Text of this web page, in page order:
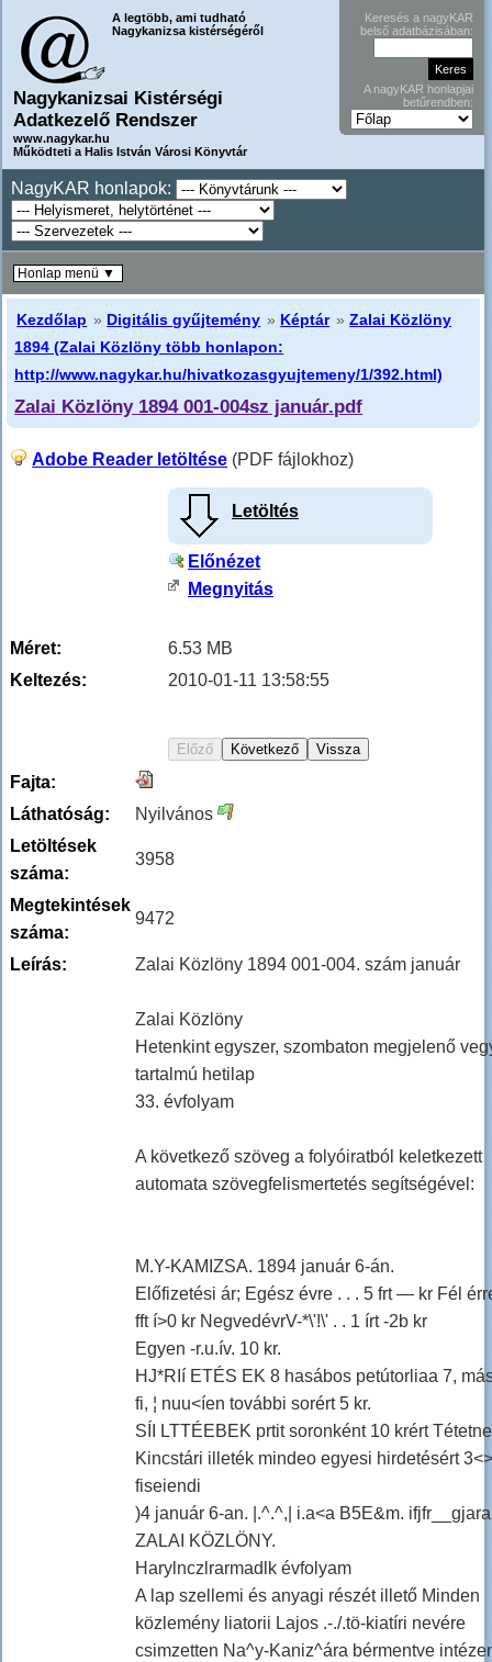
A legtöbb, ami tudható
Nagykanizsa kistérségéről
Nagykanizsai Kistérségi
Adatkezelő Rendszer
www.nagykar.hu
Működteti a Halis István Városi Könyvtár
Keresés a nagyKAR
belső adatbázisában:
A nagyKAR honlapjai
betűrendben:
NagyKAR honlapok:
Kezdőlap » Digitális gyűjtemény » Képtár »Zalai Közlöny
1894 (Zalai Közlöny több honlapon:
http://www.nagykar.hu/hivatkozasgyujtemeny/1/392.html)
Zalai Közlöny 1894 001-004sz január.pdf
Adobe Reader letöltése (PDF fájlokhoz)
Letöltés
Előnézet
Megnyitás
Méret:
6.53 MB
Keltezés:
2010-01-11 13:58:55
Fajta:
Láthatóság:
Nyilvános
Letöltések
száma:
3958
Megtekintések
száma:
9472
Leírás: Zalai Közlöny 1894 001-004. szám január
Zalai Közlöny
Hetenkint egyszer, szombaton megjelenő
tartalmú hetilap
33. évfolyam
A következő szöveg a folyóiratból keletkezett
automata szövegfelismertetés segítségével:
M.Y-KAMIZSA. 1894 január 6-án.
Előfizetési ár; Egész évre . . . 5 frt — kr Fél
fft í>0 kr NegvedévrV-*\'!\' . . 1 írt -2b kr
Egyen -r.u.ív. 10 kr.
HJ*RIí ETÉS EK 8 hasábos petútorliaa 7,
fi, ¦ nuu<íen további sorért 5 kr.
SÍI LTTÉEBEK prtit soronként 10 krért
Kincstári illeték mindeo egyesi hirdetésért
fiseiendi
)4 január 6-an. |.^.^,| i.a<a B5E&m.
ZALAI KÖZLÖNY.
Harylnczlrarmadlk évfolyam
A lap szellemi és anyagi részét illető Minden
közlemény liatorii Lajos .-./.tö-kiatíri nevére
csimzetten Na^y-Kaniz^ára bérmentve
Honlap menü ▼